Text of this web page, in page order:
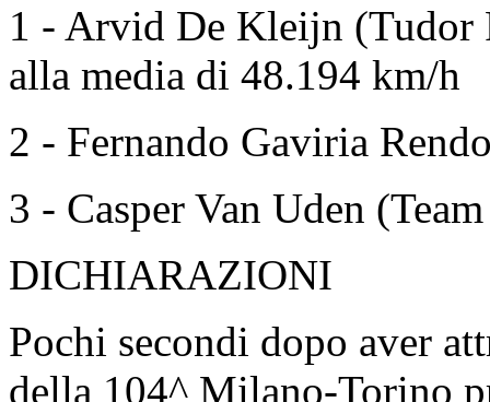
1 - Arvid De Kleijn (Tudor
alla media di 48.194 km/h
2 - Fernando Gaviria
3 - Casper Van Uden
DICHIARAZIONI
Pochi secondi dopo aver
della 104^ Milano-Torino